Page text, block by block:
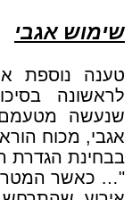
שימוש אגבי
טענה נוספת
לראשונה
שנעשה מטעמם
אגבי, מכוח הוראת
בבחינת הגדרת
"… כאשר